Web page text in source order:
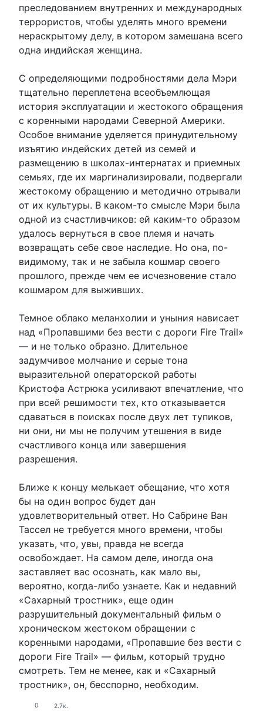
преследованием внутренних и международных
террористов, чтобы уделять много времени
нераскрытому делу, в котором замешана всего
одна индийская женщина.
С определяющими подробностями дела Мэри
тщательно переплетена всеобъемлющая
история эксплуатации и жестокого обращения
с коренными народами Северной Америки.
Особое внимание уделяется принудительному
изъятию индейских детей из семей и
размещению в школах-интернатах и ​​приемных
семьях, где их маргинализировали, подвергали
жестокому обращению и методично отрывали
от их культуры. В каком-то смысле Мэри была
одной из счастливчиков: ей каким-то образом
удалось вернуться в свое племя и начать
возвращать себе свое наследие. Но она, по-
видимому, так и не забыла кошмар своего
прошлого, прежде чем ее исчезновение стало
кошмаром для выживших.
Темное облако меланхолии и уныния нависает
над «Пропавшими без вести с дороги Fire Trail»
— и не только образно. Длительное
задумчивое молчание и серые тона
выразительной операторской работы
Кристофа Астрюка усиливают впечатление, что
при всей решимости тех, кто отказывается
сдаваться в поисках после двух лет тупиков,
ни они, ни мы не получим утешения в виде
счастливого конца или завершения
разрешения.
Ближе к концу мелькает обещание, что хотя
бы на один вопрос будет дан
удовлетворительный ответ. Но Сабрине Ван
Тассел не требуется много времени, чтобы
указать, что, увы, правда не всегда
освобождает. На самом деле, иногда она
заставляет вас осознать, как мало вы,
вероятно, когда-либо узнаете. Как и недавний
«Сахарный тростник», еще один
разрушительный документальный фильм о
хроническом жестоком обращении с
коренными народами, «Пропавшие без вести с
дороги Fire Trail» — фильм, который трудно
смотреть. Тем не менее, как и «Сахарный
тростник», он, бесспорно, необходим.
0 2.7к.